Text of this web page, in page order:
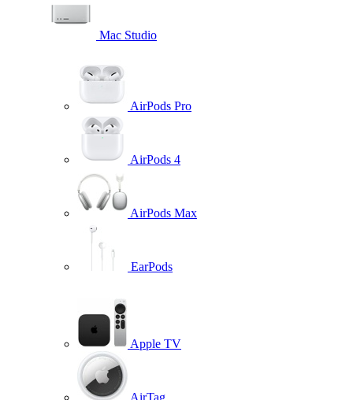
Mac Studio
AirPods Pro
AirPods 4
AirPods Max
EarPods
Apple TV